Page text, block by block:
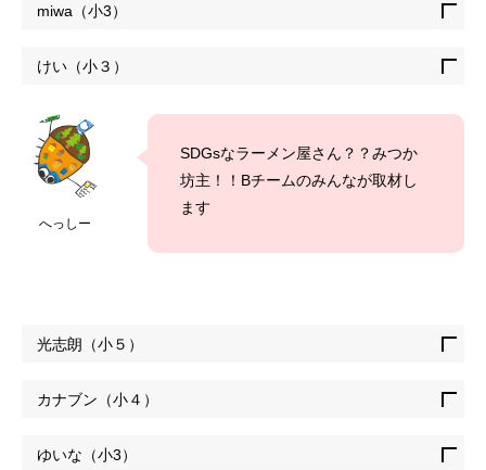
miwa（小3）
けい（小３）
へっしー
SDGsなラーメン屋さん？？みつか
坊主！！Bチームのみんなが取材し
ます
光志朗（小５）
カナブン（小４）
ゆいな（小3）